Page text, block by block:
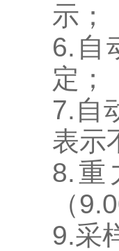
示；
6.自
定；
7.自
表示
8.重
（
9.采